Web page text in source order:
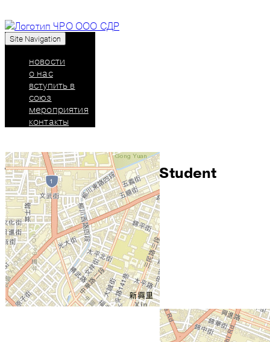
Союз дизайнеров России: челябинское
региональное отделение
Site Navigation
новости
о нас
вступить в
союз
мероприятия
контакты
Taiwan International Student
Design Competition